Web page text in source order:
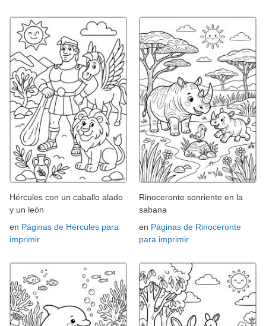
Hércules con un caballo alado
y un león
en Páginas de Hércules para
imprimir
Rinoceronte sonriente en la
sabana
en Páginas de Rinoceronte
para imprimir